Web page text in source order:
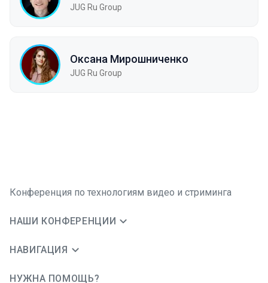
JUG Ru Group
Оксана Мирошниченко
JUG Ru Group
Конференция по технологиям видео и стриминга
НАШИ КОНФЕРЕНЦИИ
НАВИГАЦИЯ
НУЖНА ПОМОЩЬ?